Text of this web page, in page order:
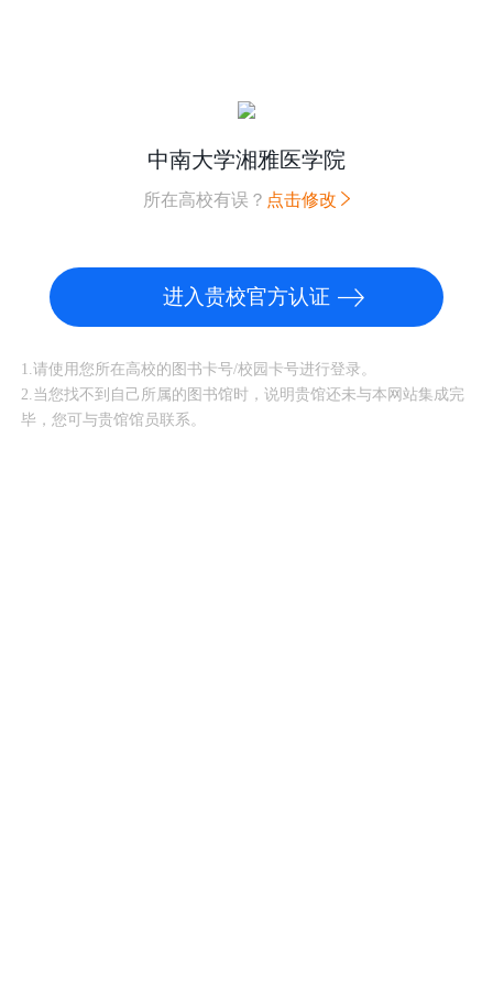
中南大学湘雅医学院
所在高校有误？ 点击修改
进入贵校官方认证
1.请使用您所在高校的图书卡号/校园卡号进行登录。
2.当您找不到自己所属的图书馆时，说明贵馆还未与本网站集成完
毕，您可与贵馆馆员联系。